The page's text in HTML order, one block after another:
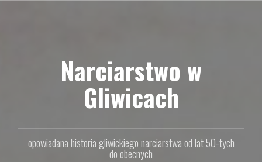
Narciarstwo w
Gliwicach
opowiadana historia gliwickiego narciarstwa od lat 50-tych
do obecnych